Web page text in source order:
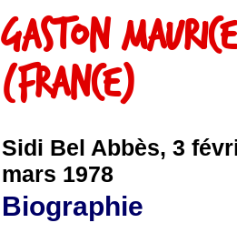
Gaston
(France)
Sidi Bel Abbès, 3
mars 1978
Biographie